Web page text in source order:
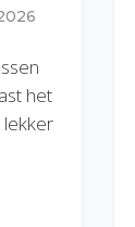
het